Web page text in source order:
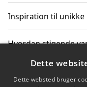
Inspiration til unikke
Hvordan stigende
Sådan vælger du
Dette
Dette websted bruger